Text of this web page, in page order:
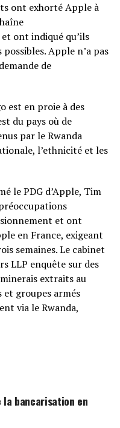
ont exhorté Apple à
ont indiqué qu’ils
Apple n’a pas
de
est en proie à des
du pays où de
par le Rwanda
l’ethnicité et les
le PDG d’Apple, Tim
et ont
en France, exigeant
semaines. Le cabinet
LLP enquête sur des
extraits au
groupes armés
via le Rwanda,
la bancarisation en